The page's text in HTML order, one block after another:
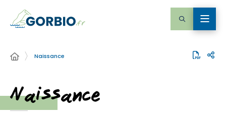
Naissance
Naissance